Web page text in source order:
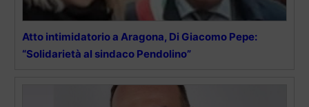
Atto intimidatorio a Aragona, Di Giacomo Pepe:
“Solidarietà al sindaco Pendolino”